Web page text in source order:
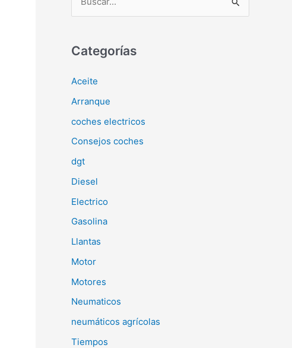
c
r
p
o
r
Categorías
Aceite
Arranque
coches electricos
Consejos coches
dgt
Diesel
Electrico
Gasolina
Llantas
Motor
Motores
Neumaticos
neumáticos agrícolas
Tiempos